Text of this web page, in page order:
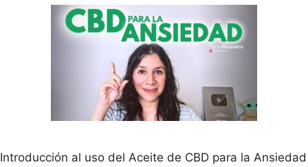
Introducción al uso del Aceite de CBD para la Ansiedad